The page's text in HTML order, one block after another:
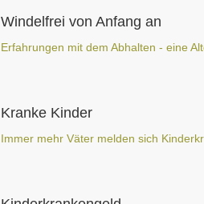
Windelfrei von Anfang an
Erfahrungen mit dem Abhalten - eine
Kranke Kinder
Immer mehr Väter melden sich